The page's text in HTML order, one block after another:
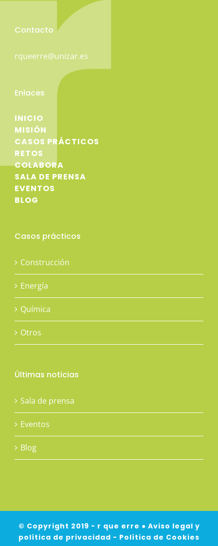
Contacto
rqueerre@unizar.es
Enlaces
INICIO
MISIÓN
CASOS PRÁCTICOS
RETOS
COLABORA
SALA DE PRENSA
EVENTOS
BLOG
Casos prácticos
Construcción
Energía
Química
Otros
Últimas noticias
Sala de prensa
Eventos
Blog
© Copyright 2019 - r que erre ● Aviso legal y
política de privacidad - Política de Cookies